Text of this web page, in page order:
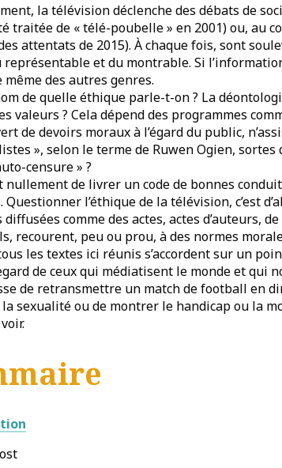
la télévision déclenche des débats de
traitée de « télé-poubelle » en 2001) ou, au
attentats de 2015). À chaque fois, sont
et du montrable. Si
même des autres genres.
de quelle éthique parle-t-on ? La
valeurs ? Cela dépend des programmes
de devoirs moraux à l’égard du public,
», selon le terme de Ruwen Ogien,
censure » ?
nullement de livrer un code de bonnes
Questionner l’éthique de la télévision, c’est
comme des actes, actes d’auteurs,
recourent, peu ou prou, à des normes
les textes ici réunis s’accordent sur un
de ceux qui médiatisent le monde et qui
de retransmettre un match de football en
la sexualité ou de montrer le handicap ou la